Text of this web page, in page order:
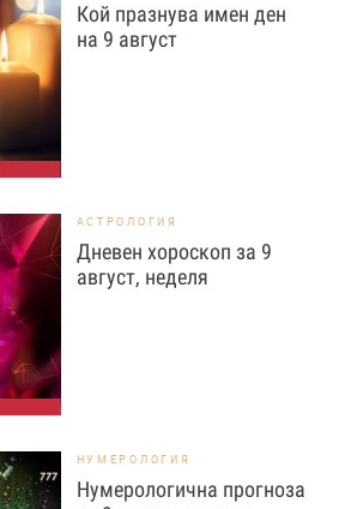
Кой празнува имен ден
на 9 август
АСТРОЛОГИЯ
Дневен хороскоп за 9
август, неделя
НУМЕРОЛОГИЯ
Нумерологична прогноза